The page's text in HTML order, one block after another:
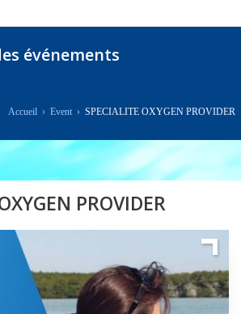
événements
Accueil› Event› SPECIALITE OXYGEN PROVIDER
PROVIDER